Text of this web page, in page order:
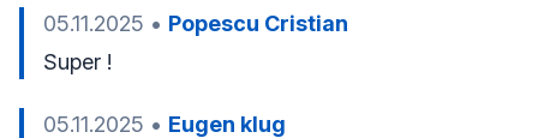
05.11.2025 • Popescu Cristian
Super !
05.11.2025 • Eugen klug